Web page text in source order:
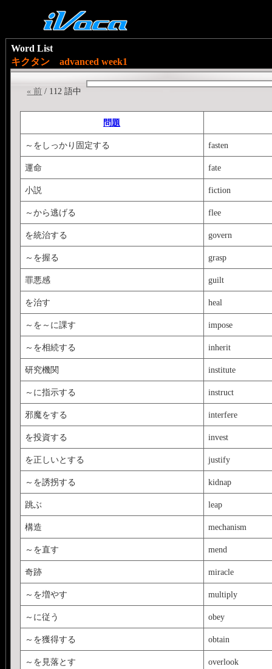
Word List
キクタン advanced week1
« 前 / 112 語中
問題
～をしっかり固定する fasten
運命 fate
小説 fiction
～から逃げる flee
を統治する govern
～を握る grasp
罪悪感 guilt
を治す heal
～を～に課す impose
～を相続する inherit
研究機関 institute
～に指示する instruct
邪魔をする interfere
を投資する invest
を正しいとする justify
～を誘拐する kidnap
跳ぶ leap
構造 mechanism
～を直す mend
奇跡 miracle
～を増やす multiply
～に従う obey
～を獲得する obtain
～を見落とす overlook